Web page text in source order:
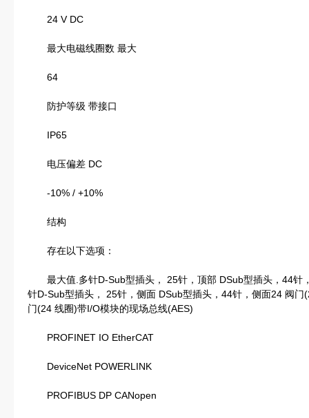
24 V DC
最大电磁线圈数 最大
64
防护等级 带接口
IP65
电压偏差 DC
-10% / +10%
结构
存在以下选项：
最大值.多针D-Sub型插头， 25针，顶部 DSub型插头，44针
针D-Sub型插头， 25针，侧面 DSub型插头，44针，侧面24 阀
门(24 线圈)带I/O模块的现场总线(AES)
PROFINET IO EtherCAT
DeviceNet POWERLINK
PROFIBUS DP CANopen